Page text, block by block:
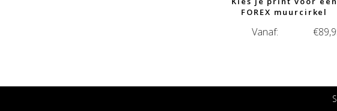
FOREX muurcirkel
Vanaf: €